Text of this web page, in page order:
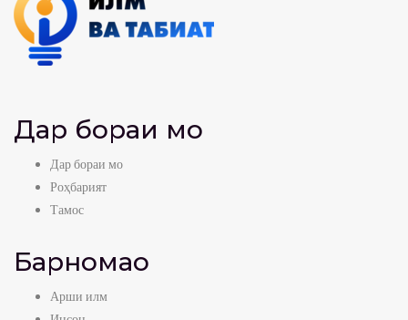
Дар бораи мо
Дар бораи мо
Роҳбарият
Тамос
Барномаҳо
Арши илм